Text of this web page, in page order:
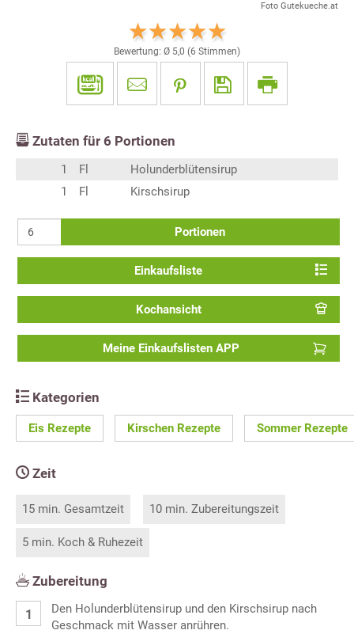
Foto Gutekueche.at
Bewertung: Ø 5,0 (6 Stimmen)
Zutaten für 6 Portionen
1 Fl
Holunderblütensirup
1
Fl Kirschsirup
Portionen
Einkaufsliste
Kochansicht
Meine Einkaufslisten APP
Kategorien
Eis Rezepte Kirschen Rezepte Sommer Rezepte
Zeit
15 min. Gesamtzeit 10 min. Zubereitungszeit
5 min. Koch & Ruhezeit
Zubereitung
Den Holunderblütensirup und den Kirschsirup nach
Geschmack mit Wasser anrühren.